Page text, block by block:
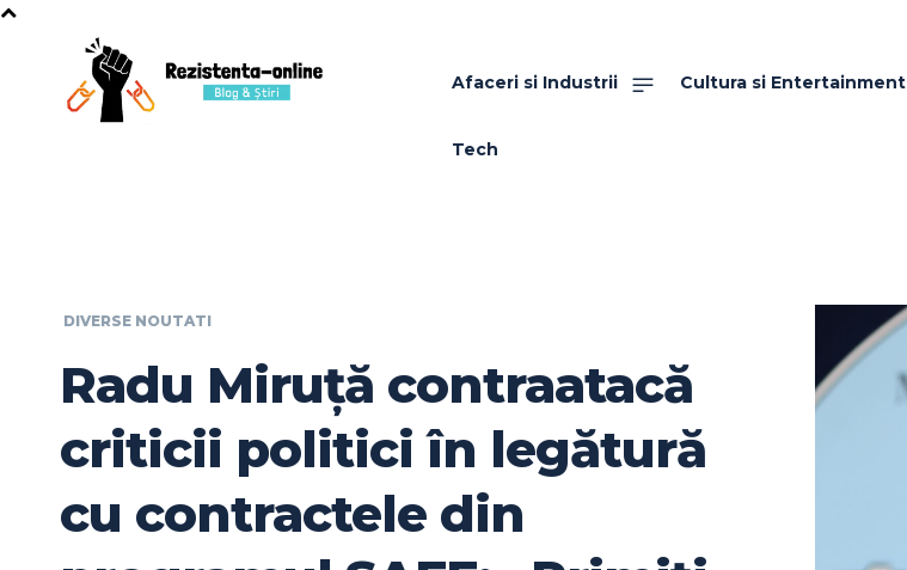
Afaceri si Industrii Cultura si Entertainment
Tech
DIVERSE NOUTATI
Radu Miruță contraatacă
criticii politici în legătură
cu contractele din